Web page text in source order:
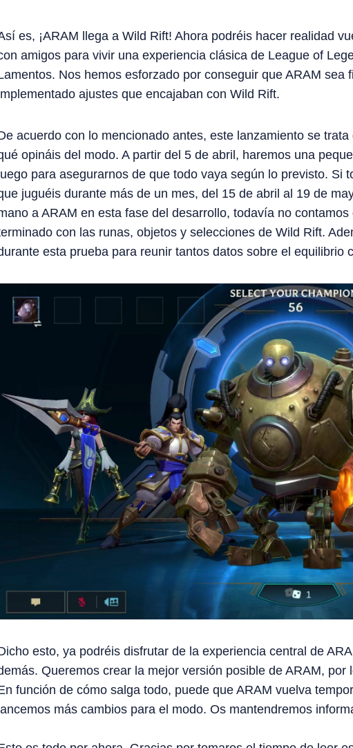
es, ¡ARAM llega a Wild Rift! Ahora podréis hacer realidad
amigos para vivir una experiencia clásica de League of
Nos hemos esforzado por conseguir que ARAM sea
ajustes que encajaban con Wild Rift.
acuerdo con lo mencionado antes, este lanzamiento se
opináis del modo. A partir del 5 de abril, haremos una
para asegurarnos de que todo vaya según lo previsto. Si
juguéis durante más de un mes, del 15 de abril al 19 de
a ARAM en esta fase del desarrollo, todavía no
con las runas, objetos y selecciones de Wild Rift.
esta prueba para reunir tantos datos sobre el equilibrio
esto, ya podréis disfrutar de la experiencia central de
Queremos crear la mejor versión posible de ARAM,
función de cómo salga todo, puede que ARAM vuelva
lancemos más cambios para el modo. Os mantendremos